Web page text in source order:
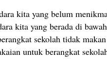
kita yang belum
kita yang berada di
sekolah tidak
untuk berangkat